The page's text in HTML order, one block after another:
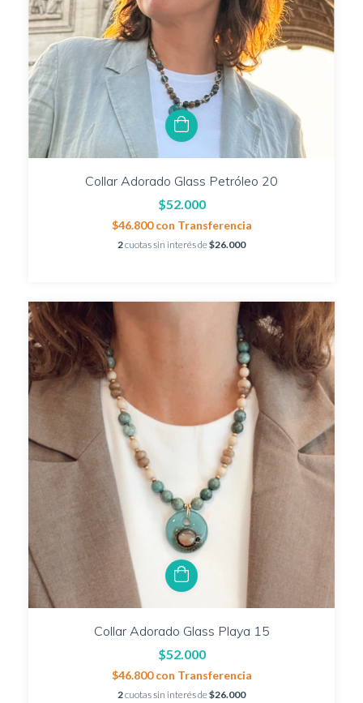
Collar Adorado Glass Petróleo 20
$52.000
$46.800con Transferencia
2cuotas sin interés de$26.000
Collar Adorado Glass Playa 15
$52.000
$46.800con Transferencia
2cuotas sin interés de$26.000